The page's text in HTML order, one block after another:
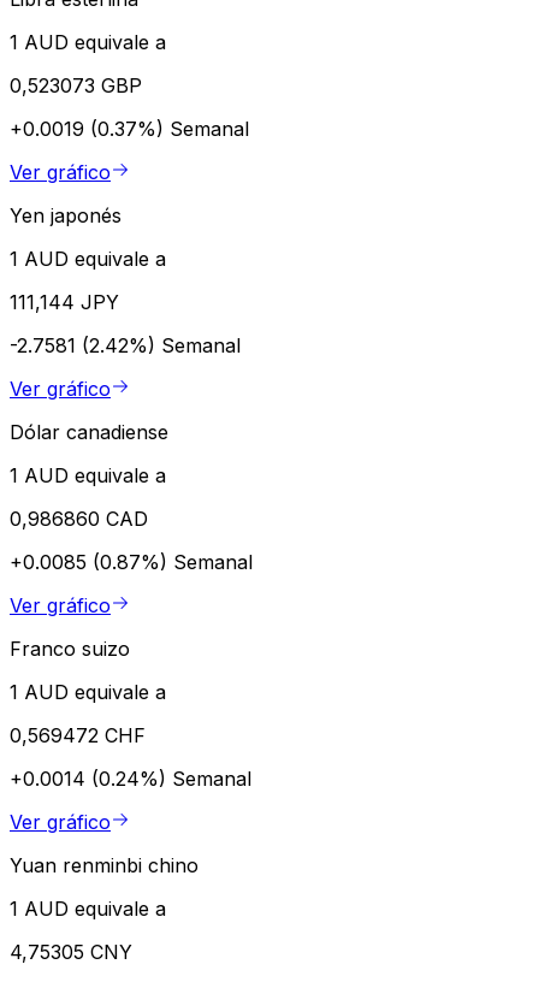
1 AUD equivale a
0,523073 GBP
+0.0019 (0.37%) Semanal
Ver gráfico
Yen japonés
1 AUD equivale a
111,144 JPY
-2.7581 (2.42%) Semanal
Ver gráfico
Dólar canadiense
1 AUD equivale a
0,986860 CAD
+0.0085 (0.87%) Semanal
Ver gráfico
Franco suizo
1 AUD equivale a
0,569472 CHF
+0.0014 (0.24%) Semanal
Ver gráfico
Yuan renminbi chino
1 AUD equivale a
4,75305 CNY